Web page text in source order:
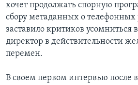
хочет продолжать спорную
сбору метаданных о телефонных
заставило критиков усомниться
директор в действительности
перемен.
В своем первом интервью после